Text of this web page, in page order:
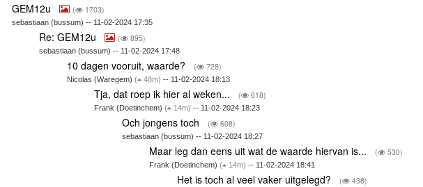
GEM12u ( 1703)
sebastiaan (bussum) -- 11-02-2024 17:35
Re: GEM12u ( 895)
sebastiaan (bussum) -- 11-02-2024 17:48
10 dagen vooruit, waarde? ( 728)
Nicolas (Waregem) ( 48m) -- 11-02-2024 18:13
Tja, dat roep ik hier al weken... ( 618)
Frank (Doetinchem)( 14m) -- 11-02-2024 18:23
Och jongens toch ( 608)
sebastiaan (bussum) -- 11-02-2024 18:27
Maar leg dan eens uit wat de waarde hiervan is... ( 530)
Frank (Doetinchem)( 14m) -- 11-02-2024 18:41
Het is toch al veel vaker uitgelegd? ( 438)